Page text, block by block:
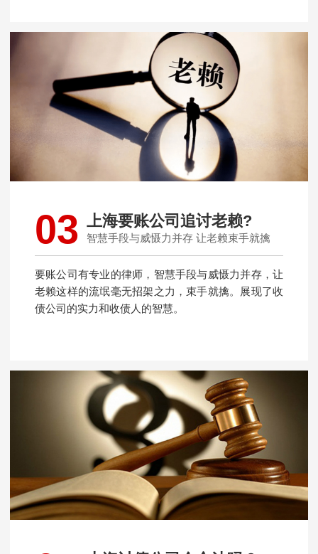
03 上海要账公司追讨老赖?
智慧手段与威慑力并存 让老赖束手就擒
要账公司有专业的律师，智慧手段与威慑力并存，让
老赖这样的流氓毫无招架之力，束手就擒。展现了收
债公司的实力和收债人的智慧。